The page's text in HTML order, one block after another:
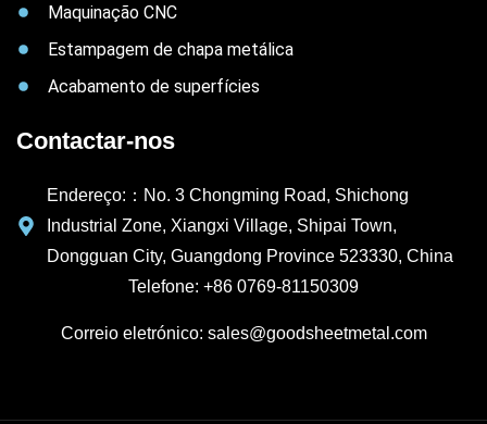
Maquinação CNC
Estampagem de chapa metálica
Acabamento de superfícies
Contactar-nos
Endereço:：No. 3 Chongming Road, Shichong
Industrial Zone, Xiangxi Village, Shipai Town,
Dongguan City, Guangdong Province 523330, China
Telefone: +86 0769-81150309
Correio eletrónico: sales@goodsheetmetal.com